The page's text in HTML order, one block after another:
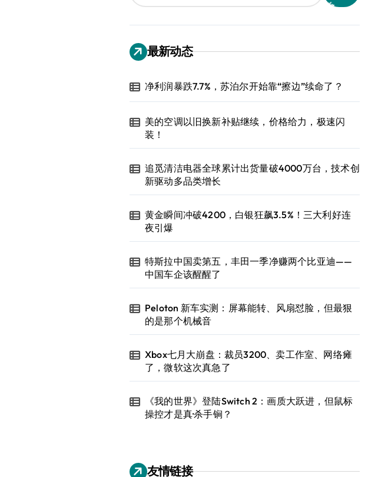
最新动态
净利润暴跌7.7%，苏泊尔开始靠“擦边”续命了？
美的空调以旧换新补贴继续，价格给力，极速闪
装！
追觅清洁电器全球累计出货量破4000万台，技术创
新驱动多品类增长
黄金瞬间冲破4200，白银狂飙3.5%！三大利好连
夜引爆
特斯拉中国卖第五，丰田一季净赚两个比亚迪——
中国车企该醒醒了
Peloton 新车实测：屏幕能转、风扇怼脸，但最狠
的是那个机械音
Xbox七月大崩盘：裁员3200、卖工作室、网络瘫
了，微软这次真急了
《我的世界》登陆Switch 2：画质大跃进，但鼠标
操控才是真·杀手锏？
友情链接